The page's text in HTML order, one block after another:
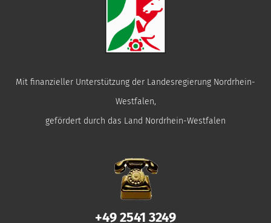
Mit finanzieller Unterstützung der Landesregierung Nordrhein-
Westfalen,
gefördert durch das Land Nordrhein-Westfalen
+49 2541 3249